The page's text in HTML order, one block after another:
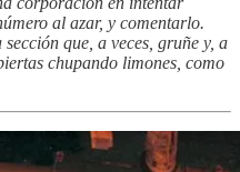
al azar, y comentarlo.
que, a veces, gruñe y, a
chupando limones, como